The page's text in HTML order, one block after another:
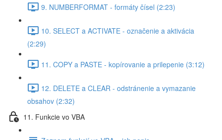
9. NUMBERFORMAT - formáty čísel (2:23)
10. SELECT a ACTIVATE - označenie a aktivácia
(2:29)
11. COPY a PASTE - kopírovanie a prilepenie (3:12)
12. DELETE a CLEAR - odstránenie a vymazanie
obsahov (2:32)
11. Funkcie vo VBA